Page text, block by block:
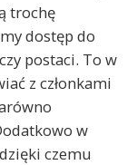
trochę
dostęp do
postaci. To w
z członkami
w
czemu